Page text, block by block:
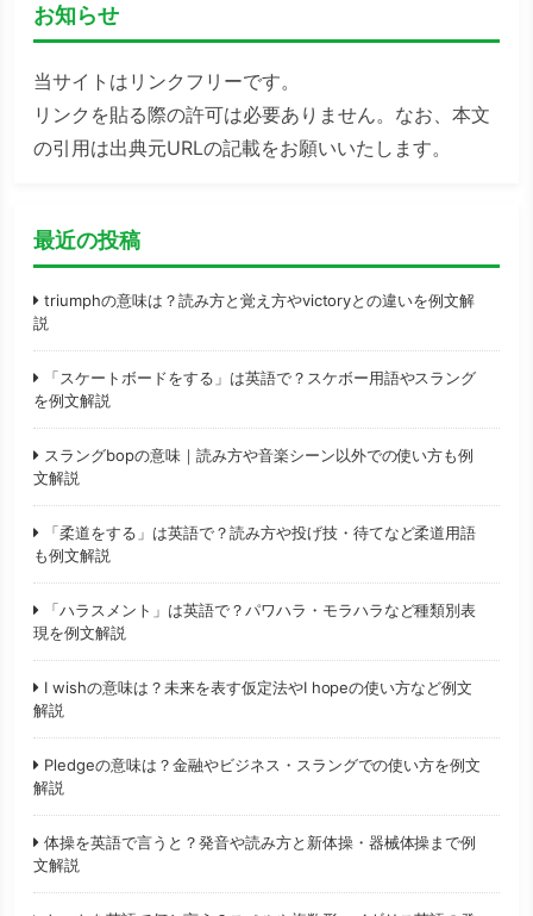
お知らせ
当サイトはリンクフリーです。
リンクを貼る際の許可は必要ありません。なお、本文
の引用は出典元URLの記載をお願いいたします。
最近の投稿
triumphの意味は？読み方と覚え方やvictoryとの違いを例文解
説
「スケートボードをする」は英語で？スケボー用語やスラング
を例文解説
スラングbopの意味｜読み方や音楽シーン以外での使い方も例
文解説
「柔道をする」は英語で？読み方や投げ技・待てなど柔道用語
も例文解説
「ハラスメント」は英語で？パワハラ・モラハラなど種類別表
現を例文解説
I wishの意味は？未来を表す仮定法やI hopeの使い方など例文
解説
Pledgeの意味は？金融やビジネス・スラングでの使い方を例文
解説
体操を英語で言うと？発音や読み方と新体操・器械体操まで例
文解説